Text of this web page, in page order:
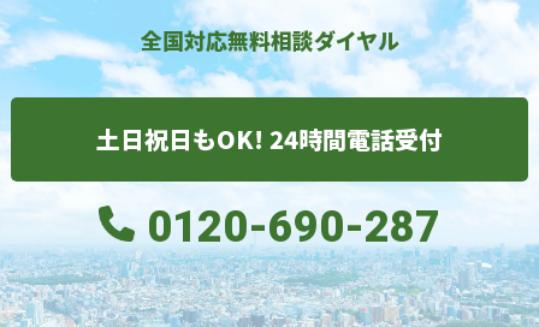
全国対応無料相談ダイヤル
土日祝日もOK! 24時間電話受付
0120-690-287